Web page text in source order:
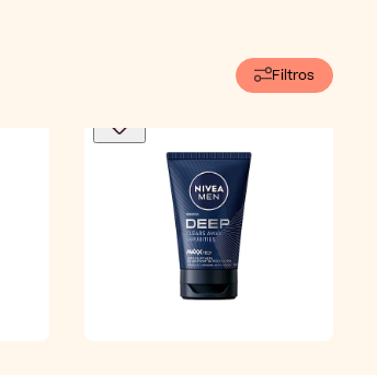
Filtros